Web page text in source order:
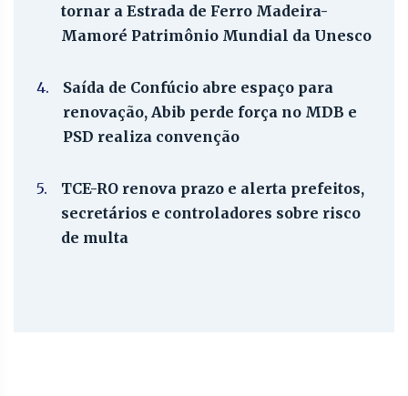
tornar a Estrada de Ferro Madeira-
Mamoré Patrimônio Mundial da Unesco
4.
Saída de Confúcio abre espaço para
renovação, Abib perde força no MDB e
PSD realiza convenção
5.
TCE-RO renova prazo e alerta prefeitos,
secretários e controladores sobre risco
de multa